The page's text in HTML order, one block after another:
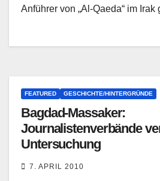
Anführer von „Al-Qaeda“ im
FEATURED GESCHICHTE/HINTERGRÜNDE
Bagdad-Massaker:
Journalistenverbände
Untersuchung
7. APRIL 2010